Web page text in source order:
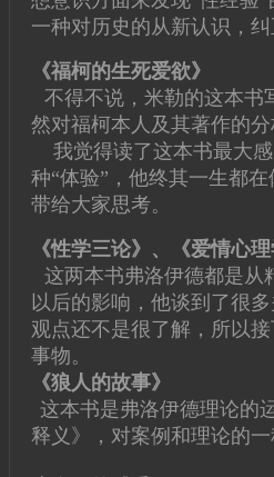
一种对历史的从新认识，
《福柯的生死爱欲》
不得不说，米勒的这本书
然对福柯本人及其著作的
我觉得读了这本书最大感
种“体验”，他终其一生都
带给大家思考。
《性学三论》、《爱情心
这两本书弗洛伊德都是从
以后的影响，他谈到了很
观点还不是很了解，所以
事物。
《狼人的故事》
这本书是弗洛伊德理论的
释义》，对案例和理论的